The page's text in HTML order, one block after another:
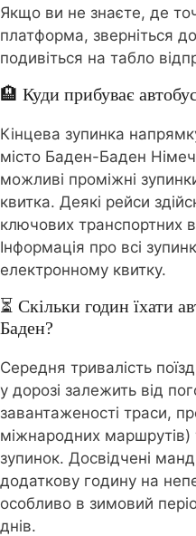
Якщо ви не знаєте, де
платформа, зверніться
подивіться на табло
🏨 Куди прибуває
Кінцева зупинка
місто Баден-Баден
можливі проміжні
квитка. Деякі рейси
ключових транспортних
Інформація про всі
електронному квитку.
⏳ Скільки годин їхати
Баден?
Середня тривалість
у дорозі залежить від
завантаженості траси,
міжнародних маршрутів)
зупинок. Досвідчені
додаткову годину на
особливо в зимовий
днів.